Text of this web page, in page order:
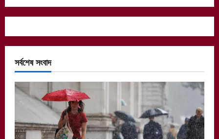
সর্বশেষ সংবাদ